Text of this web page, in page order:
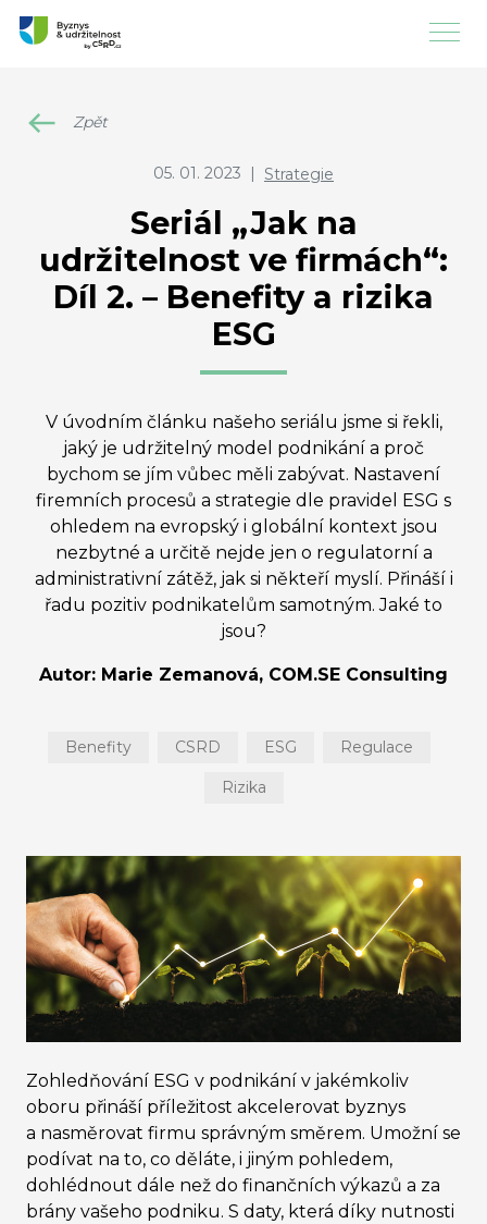
Zpět
05. 01. 2023 | Strategie
Seriál „Jak na
udržitelnost ve firmách“:
Díl 2. – Benefity a rizika
ESG
V úvodním článku našeho seriálu jsme si řekli,
jaký je udržitelný model podnikání a proč
bychom se jím vůbec měli zabývat. Nastavení
firemních procesů a strategie dle pravidel ESG s
ohledem na evropský i globální kontext jsou
nezbytné a určitě nejde jen o regulatorní a
administrativní zátěž, jak si někteří myslí. Přináší i
řadu pozitiv podnikatelům samotným. Jaké to
jsou?
Autor: Marie Zemanová, COM.SE Consulting
Benefity CSRD ESG Regulace
Rizika
Zohledňování ESG v podnikání v jakémkoliv
oboru přináší příležitost akcelerovat byznys
a nasměrovat firmu správným směrem. Umožní se
podívat na to, co děláte, i jiným pohledem,
dohlédnout dále než do finančních výkazů a za
brány vašeho podniku. S daty, která díky nutnosti